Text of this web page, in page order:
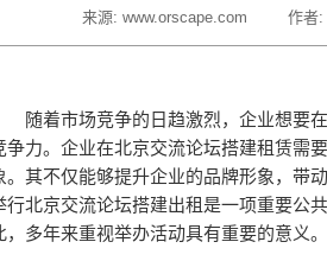
来源: www.orscape.com 作者:
随着市场竞争的日趋激烈，企业想要
争力。企业在北京交流论坛搭建租赁需
。其不仅能够提升企业的品牌形象，带
行北京交流论坛搭建出租是一项重要公
，多年来重视举办活动具有重要的意义。